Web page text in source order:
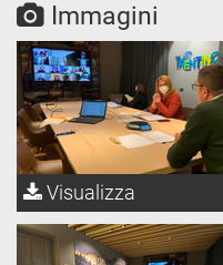
Immagini
Visualizza